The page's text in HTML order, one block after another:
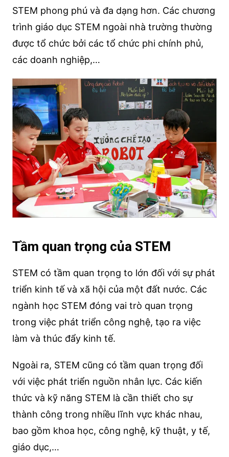
STEM phong phú và đa dạng hơn. Các chương
trình giáo dục STEM ngoài nhà trường thường
được tổ chức bởi các tổ chức phi chính phủ,
các doanh nghiệp,…
Tầm quan trọng của STEM
STEM có tầm quan trọng to lớn đối với sự phát
triển kinh tế và xã hội của một đất nước. Các
ngành học STEM đóng vai trò quan trọng
trong việc phát triển công nghệ, tạo ra việc
làm và thúc đẩy kinh tế.
Ngoài ra, STEM cũng có tầm quan trọng đối
với việc phát triển nguồn nhân lực. Các kiến
thức và kỹ năng STEM là cần thiết cho sự
thành công trong nhiều lĩnh vực khác nhau,
bao gồm khoa học, công nghệ, kỹ thuật, y tế,
giáo dục,…